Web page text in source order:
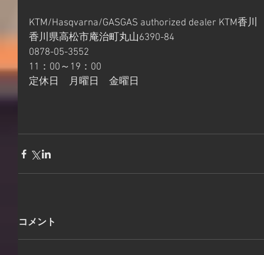
KTM/Hasqvarna/GASGAS authorized dealer KTM香川
香川県高松市庵治町丸山6390-84
0878-05-3552
11：00～19：00
定休日　月曜日　金曜日
コメント